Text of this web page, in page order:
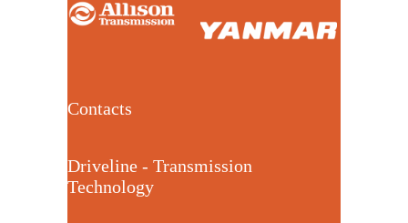
Contacts
Driveline - Transmission
Technology